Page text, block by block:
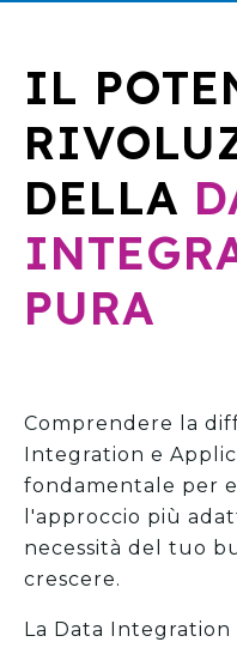
IL
DELLA
PURA
Comprendere la
Integration e
fondamentale per
l'approccio più
necessità del tuo
crescere.
La Data